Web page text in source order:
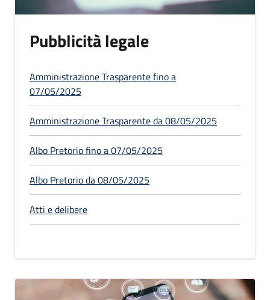
Pubblicità legale
Amministrazione Trasparente fino a
07/05/2025
Amministrazione Trasparente da 08/05/2025
Albo Pretorio fino a 07/05/2025
Albo Pretorio da 08/05/2025
Atti e delibere